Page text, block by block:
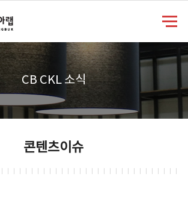
CB CKL 소식
콘텐츠이슈